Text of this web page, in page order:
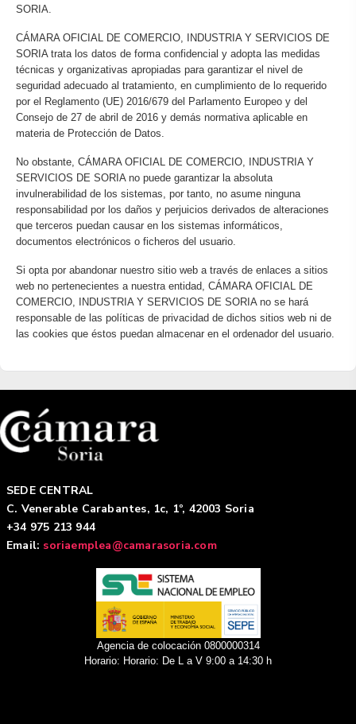
SORIA.
CÁMARA OFICIAL DE COMERCIO, INDUSTRIA Y SERVICIOS DE
SORIA trata los datos de forma confidencial y adopta las medidas
técnicas y organizativas apropiadas para garantizar el nivel de
seguridad adecuado al tratamiento, en cumplimiento de lo requerido
por el Reglamento (UE) 2016/679 del Parlamento Europeo y del
Consejo de 27 de abril de 2016 y demás normativa aplicable en
materia de Protección de Datos.
No obstante, CÁMARA OFICIAL DE COMERCIO, INDUSTRIA Y
SERVICIOS DE SORIA no puede garantizar la absoluta
invulnerabilidad de los sistemas, por tanto, no asume ninguna
responsabilidad por los daños y perjuicios derivados de alteraciones
que terceros puedan causar en los sistemas informáticos,
documentos electrónicos o ficheros del usuario.
Si opta por abandonar nuestro sitio web a través de enlaces a sitios
web no pertenecientes a nuestra entidad, CÁMARA OFICIAL DE
COMERCIO, INDUSTRIA Y SERVICIOS DE SORIA no se hará
responsable de las políticas de privacidad de dichos sitios web ni de
las cookies que éstos puedan almacenar en el ordenador del usuario.
SEDE CENTRAL
C. Venerable Carabantes, 1c, 1º, 42003 Soria
+34 975 213 944
Email: soriaemplea@camarasoria.com
Agencia de colocación 0800000314
Horario: Horario: De L a V 9:00 a 14:30 h